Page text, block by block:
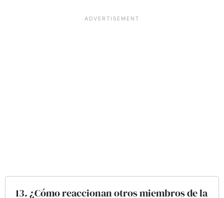
13. ¿Cómo reaccionan otros miembros de la